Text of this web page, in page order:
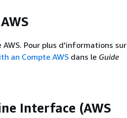
AWS. Pour plus d'informations sur
an Compte AWS dans le Guide
Interface (AWS